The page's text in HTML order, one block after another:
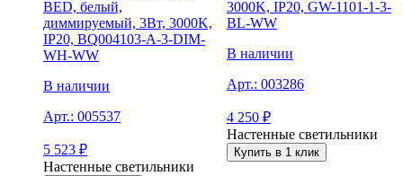
BED, белый,
диммируемый, 3Вт, 3000K,
IP20, BQ004103-A-3-DIM-
WH-WW
В наличии
Арт.: 005537
5 523 ₽
Настенные светильники
3000K, IP20, GW-1101-1-3-
BL-WW
В наличии
Арт.: 003286
4 250 ₽
Настенные светильники
Купить в 1 клик